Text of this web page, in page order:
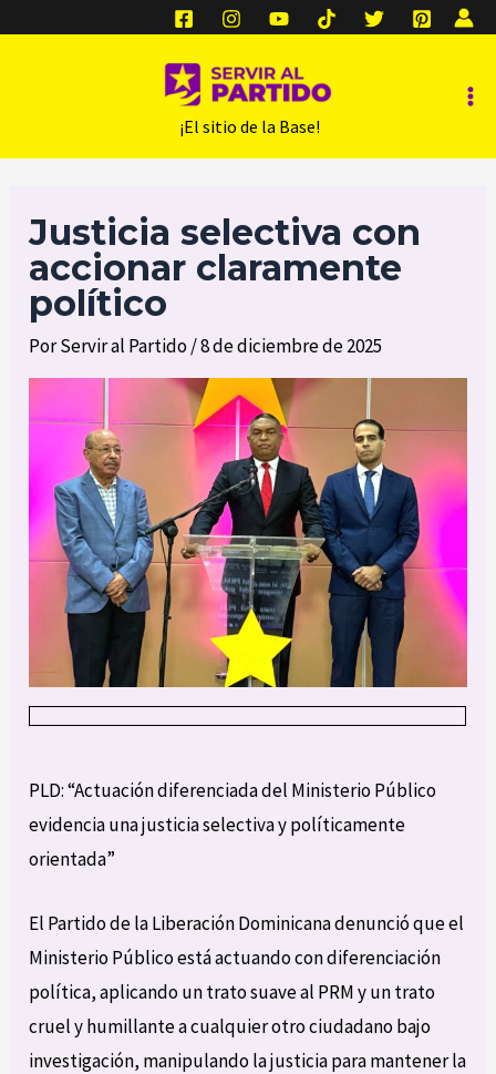
‎ ‎ ‎ ‎ ‎ ‎ ¡El sitio de la Base!
Justicia selectiva con
accionar claramente
político
PorServir al Partido/8 de diciembre de 2025
PLD: “Actuación diferenciada del Ministerio Público
evidencia una justicia selectiva y políticamente
orientada”
El Partido de la Liberación Dominicana denunció que el
Ministerio Público está actuando con diferenciación
política, aplicando un trato suave al PRM y un trato
cruel y humillante a cualquier otro ciudadano bajo
investigación, manipulando la justicia para mantener la